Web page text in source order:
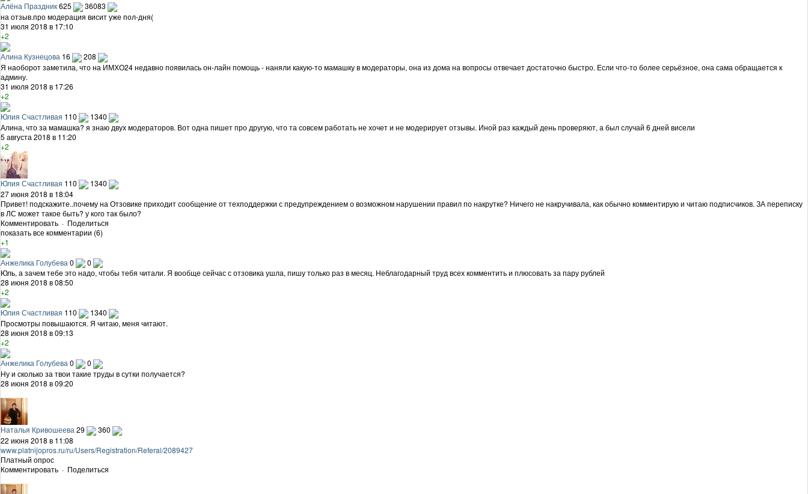
Алёна Праздник625
36083
на отзыв.про модерация висит уже пол-дня(
31 июля 2018 в 17:10
+2
Алина Кузнецова 16
208
Я наоборот заметила, что на ИМХО24 недавно появилась он-лайн помощь - наняли какую-то мамашку в модераторы, она из дома на вопросы отвечает достаточно быстро. Если что-то более серьёзное, она сама обращается к
админу.
31 июля 2018 в 17:26
+2
Юлия Счастливая 110
1340
Алина, что за мамашка? я знаю двух модераторов. Вот одна пишет про другую, что та совсем работать не хочет и не модерирует отзывы. Иной раз каждый день проверяют, а был случай 6 дней висели
5 августа 2018 в 11:20
+2
Юлия Счастливая 110
1340
27 июня 2018 в 18:04
Привет! подскажите..почему на Отзовике приходит сообщение от техподдержки с предупреждением о возможном нарушении правил по накрутке? Ничего не накручивала, как обычно комментирую и читаю подписчиков. ЗА переписку
в ЛС может такое быть? у кого так было?
Комментировать · Поделиться
показать все комментарии (6)
+1
Анжелика Голубева 0
0
Юль, а зачем тебе это надо, чтобы тебя читали. Я вообще сейчас с отзовика ушла, пишу только раз в месяц. Неблагодарный труд всех комментить и плюсовать за пару рублей
28 июня 2018 в 08:50
+2
Юлия Счастливая 110
1340
Просмотры повышаются. Я читаю, меня читают.
28 июня 2018 в 09:13
+2
Анжелика Голубева 0
0
Ну и сколько за твои такие труды в сутки получается?
28 июня 2018 в 09:20
Наталья Кривошеева 29
360
22 июня 2018 в 11:08
www.platnijopros.ru/ru/Users/Registration/Referal/2089427
Платный опрос
Комментировать · Поделиться